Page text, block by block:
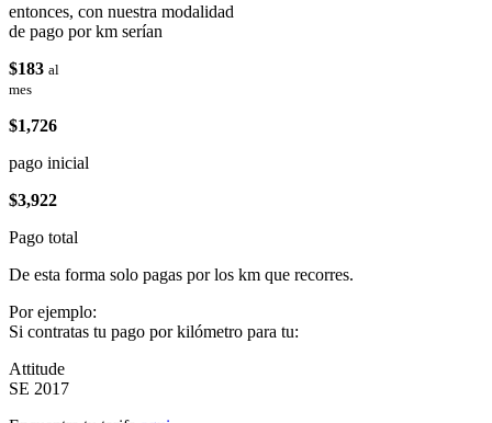
entonces, con nuestra modalidad
de pago por km serían
$183 al
mes
$1,726
pago inicial
$3,922
Pago total
De esta forma solo pagas por los km que recorres.
Por ejemplo:
Si contratas tu pago por kilómetro para tu:
Attitude
SE 2017